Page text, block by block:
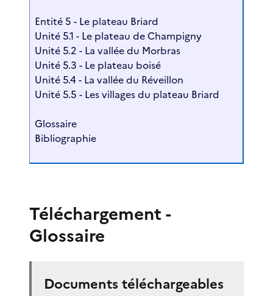
Entité 5 - Le plateau Briard
Unité 5.1 - Le plateau de Champigny
Unité 5.2 - La vallée du Morbras
Unité 5.3 - Le plateau boisé
Unité 5.4 - La vallée du Réveillon
Unité 5.5 - Les villages du plateau Briard
Glossaire
Bibliographie
Téléchargement -
Glossaire
Documents téléchargeables